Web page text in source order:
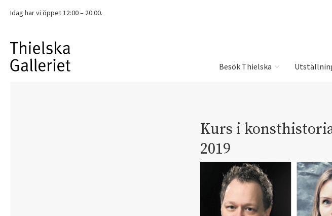
Idag har vi öppet 12:00 – 20:00.
Besök Thielska
Kurs i
2019